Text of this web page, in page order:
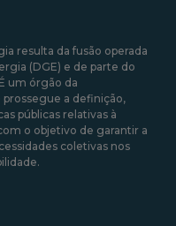
resulta da fusão operada
(DGE) e de parte do
um órgão da
a definição,
públicas relativas à
o objetivo de garantir a
coletivas nos